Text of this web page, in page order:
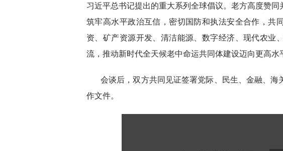
习近平总书记提出的重大系列全球倡议。老方高度赞
筑牢高水平政治互信，密切国防和执法安全合作，共
资、矿产资源开发、清洁能源、数字经济、现代农业
流，推动新时代全天候老中命运共同体建设迈向更高水
会谈后，双方共同见证签署党际、民生、金融、海
作文件。